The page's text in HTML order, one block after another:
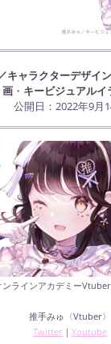
キャラクターデザイ
画・ キービジュアルイ
公開日：2022年9月
ラインアカデミーVtuber
推手みゅ〈Vtuber〉
Twitter ｜ Youtube